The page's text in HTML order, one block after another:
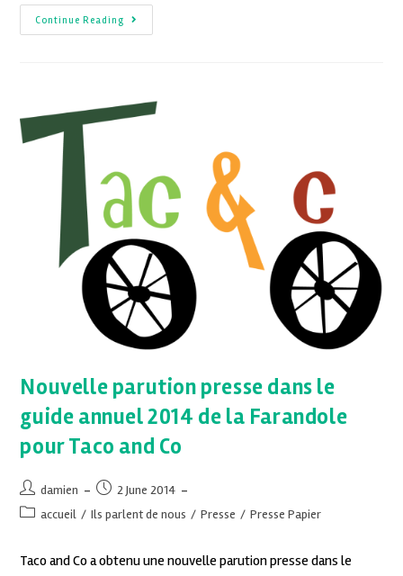
Continue Reading
Nouvelle parution presse dans le
guide annuel 2014 de la Farandole
pour Taco and Co
damien
2 June 2014
accueil / Ils parlent de nous / Presse / Presse Papier
Taco and Co a obtenu une nouvelle parution presse dans le